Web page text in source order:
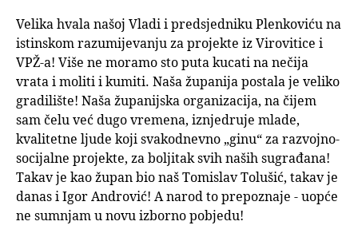
Velika hvala našoj Vladi i predsjedniku Plenkoviću na
istinskom razumijevanju za projekte iz Virovitice i
VPŽ-a! Više ne moramo sto puta kucati na nečija
vrata i moliti i kumiti. Naša županija postala je veliko
gradilište! Naša županijska organizacija, na čijem
sam čelu već dugo vremena, iznjedruje mlade,
kvalitetne ljude koji svakodnevno „ginu“ za razvojno-
socijalne projekte, za boljitak svih naših sugrađana!
Takav je kao župan bio naš Tomislav Tolušić, takav je
danas i Igor Andrović! A narod to prepoznaje - uopće
ne sumnjam u novu izborno pobjedu!